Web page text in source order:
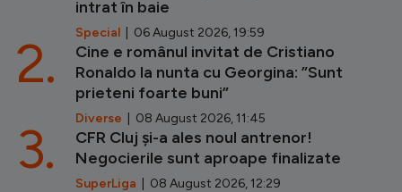
intrat în baie
Special | 06 August 2026, 19:59
Cine e românul invitat de Cristiano
Ronaldo la nunta cu Georgina: ”Sunt
prieteni foarte buni”
Diverse | 08 August 2026, 11:45
2.
CFR Cluj și-a ales noul antrenor!
Negocierile sunt aproape finalizate
SuperLiga | 08 August 2026, 12:29
3.